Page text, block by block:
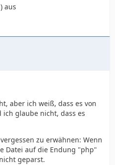
aus
aber ich weiß, dass es von
glaube nicht, dass es
zu erwähnen: Wenn
Datei auf die Endung "php"
geparst.